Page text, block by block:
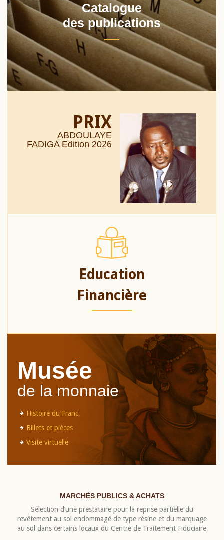
Catalogue
des publications
PRIX
ABDOULAYE
FADIGA Edition 2026
Education
Financière
Musée
de la monnaie
Histoire du Franc
Billets et pièces
Visite virtuelle
MARCHÉS PUBLICS & ACHATS
Sélection d’une prestataire pour la reprise partielle du
revêtement au sol endommagé de type résine et du marquage
au sol dans certains locaux du Centre de Traitement Fiduciaire